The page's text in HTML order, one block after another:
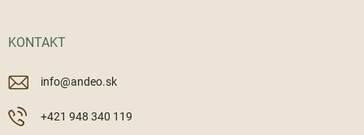
KONTAKT
info@andeo.sk
+421 948 340 119